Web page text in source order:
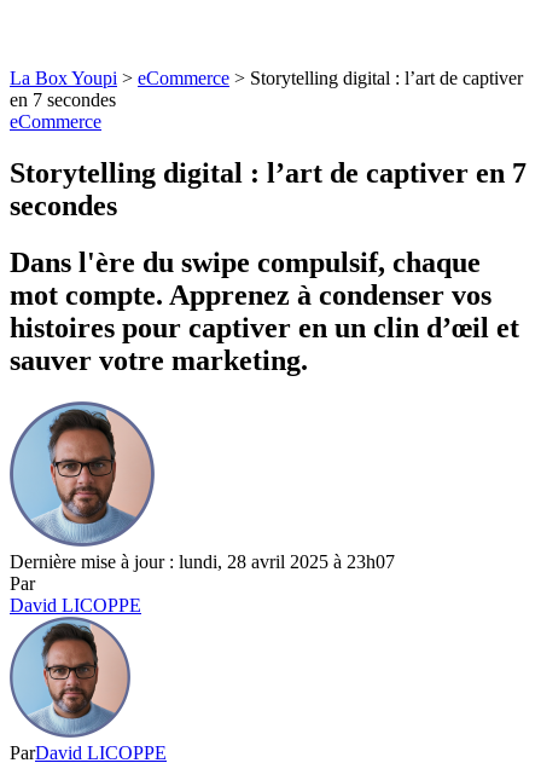
La Box Youpi > eCommerce > Storytelling digital : l’art de captiver
en 7 secondes
eCommerce
Storytelling digital : l’art de captiver en 7
secondes
Dans l'ère du swipe compulsif, chaque
mot compte. Apprenez à condenser vos
histoires pour captiver en un clin d’œil et
sauver votre marketing.
Dernière mise à jour : lundi, 28 avril 2025 à 23h07
Par
David LICOPPE
ParDavid LICOPPE